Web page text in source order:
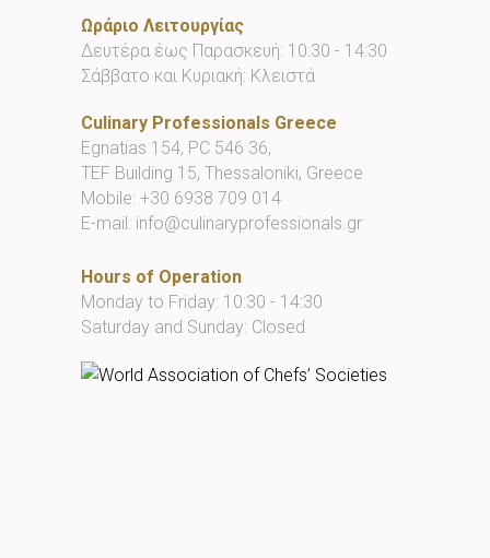
Ωράριο Λειτουργίας
Δευτέρα έως Παρασκευή: 10:30 - 14:30
Σάββατο και Κυριακή: Κλειστά
Culinary Professionals Greece
Egnatias 154, PC 546 36,
TEF Building 15, Thessaloniki, Greece
Mobile: +30 6938 709 014
E-mail: info@culinaryprofessionals.gr
Hours of Operation
Monday to Friday: 10:30 - 14:30
Saturday and Sunday: Closed